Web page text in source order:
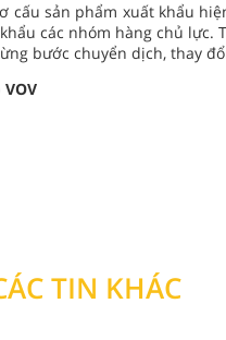
cấu sản phẩm xuất khẩu
các nhóm hàng chủ lực.
bước chuyển dịch, thay
VOV
TIN KHÁC